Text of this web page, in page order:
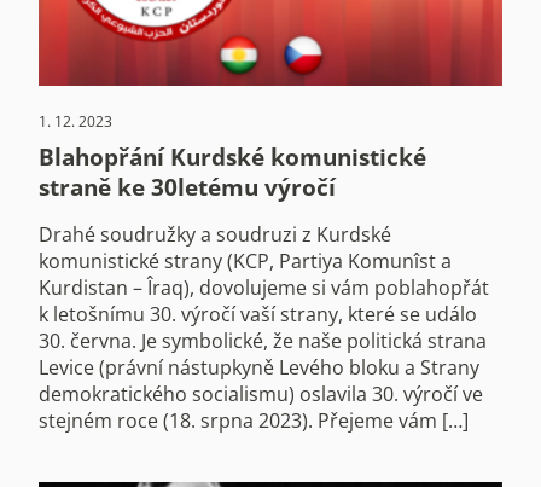
1. 12. 2023
Blahopřání Kurdské komunistické
straně ke 30letému výročí
Drahé soudružky a soudruzi z Kurdské
komunistické strany (KCP, Partiya Komunîst a
Kurdistan – Îraq), dovolujeme si vám poblahopřát
k letošnímu 30. výročí vaší strany, které se událo
30. června. Je symbolické, že naše politická strana
Levice (právní nástupkyně Levého bloku a Strany
demokratického socialismu) oslavila 30. výročí ve
stejném roce (18. srpna 2023). Přejeme vám […]